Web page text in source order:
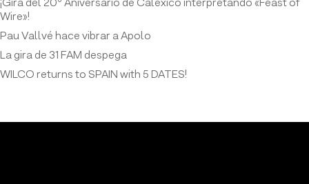
¡Gira del 20º Aniversario de Calexico interpretando «Feast of
Wire»!
Pau Vallvé hace vibrar a Apolo
La gira de 31 FAM despega
WILCO returns to SPAIN with 5 DATES!